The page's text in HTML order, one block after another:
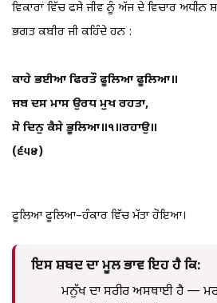
ਵਿਕਾਰਾਂ ਵਿੱਚ ਫਸੇ ਜੀਵ ਨੂੰ ਅੱਜ ਦੇ ਵਿਚਾਰ ਅਧੀਨ
ਭਗਤ ਕਬੀਰ ਜੀ ਕਹਿੰਦੇ ਹਨ :
ਕਾਹੇ ਭਈਆ ਫਿਰਤੌ ਫੂਲਿਆ ਫੂਲਿਆ॥
ਜਬ ਦਸ ਮਾਸ ਉਰਧ ਮੁਖ ਰਹਤਾ,
ਸੋ ਦਿਨੁ ਕੈਸੇ ਭੂਲਿਆ॥੧॥ਰਹਾਉ॥
(੬੫੪)
ਫੂਲਿਆ ਫੂਲਿਆ–ਹੰਕਾਰ ਵਿੱਚ ਮੱਤਾ ਹੋਇਆ।
ਇਸ ਸ਼ਬਦ ਦਾ ਮੂਲ ਭਾਵ ਇਹ ਹੈ ਕਿ:
ਮਨੁੱਖ ਦਾ ਸਰੀਰ ਅਸਥਾਈ ਹੈ —